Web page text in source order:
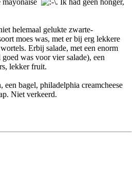
mayonaise
. Ik had geen honger,
helemaal gelukte zwarte-
moes was, met er bij erg lekkere
Erbij salade, met een enorm
was voor vier salade), een
lekker fruit.
een bagel, philadelphia creamcheese
Niet verkeerd.